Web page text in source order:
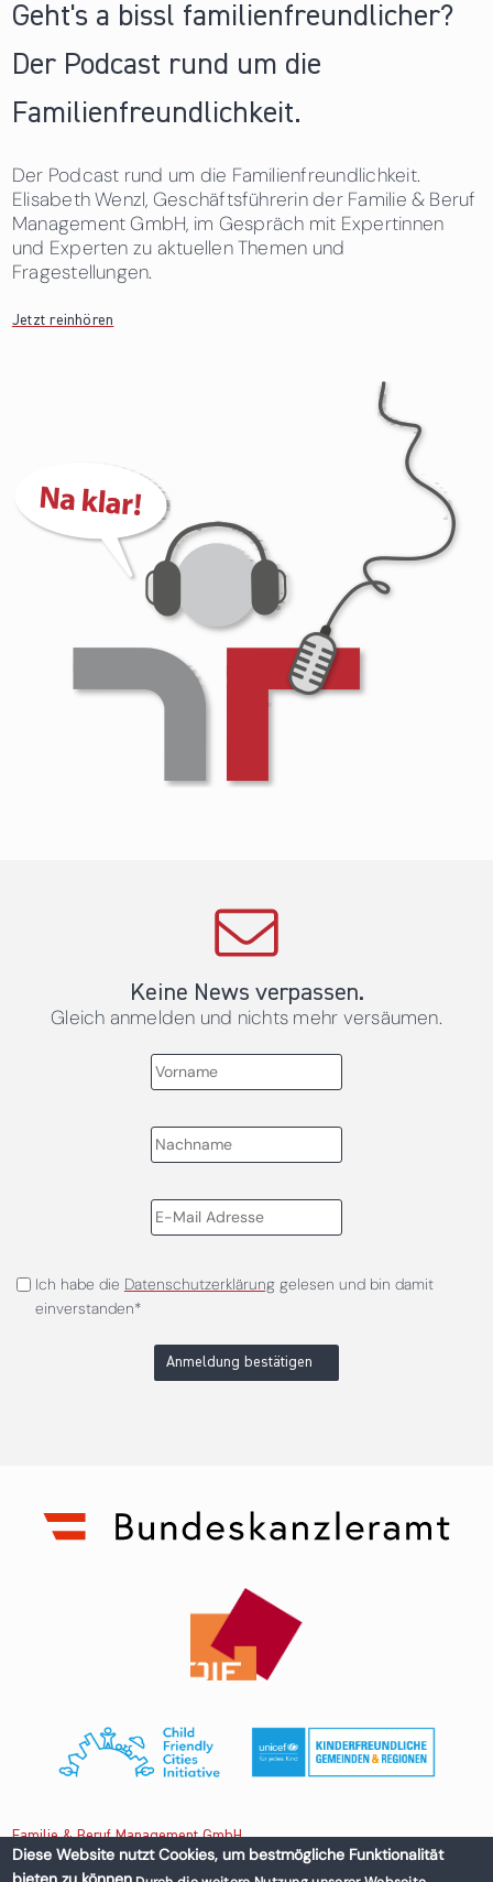
Geht's a bissl familienfreundlicher?
Der Podcast rund um die
Familienfreundlichkeit.
Der Podcast rund um die Familienfreundlichkeit.
Elisabeth Wenzl, Geschäftsführerin der Familie & Beruf
Management GmbH, im Gespräch mit Expertinnen
und Experten zu aktuellen Themen und
Fragestellungen.
Jetzt reinhören
Keine News verpassen.
Gleich anmelden und nichts mehr versäumen.
Ich habe die Datenschutzerklärunggelesen und bin damit
einverstanden*
Anmeldung bestätigen
Familie & Beruf Management GmbH
Diese Website nutzt Cookies, um bestmögliche Funktionalität